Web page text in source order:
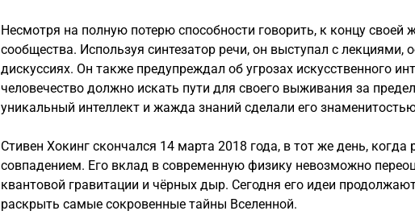
Несмотря на полную потерю способности говорить, к концу
сообщества. Используя синтезатор речи, он выступал с
дискуссиях. Он также предупреждал об угрозах искусственного
человечество должно искать пути для своего выживания за
уникальный интеллект и жажда знаний сделали его
Стивен Хокинг скончался 14 марта 2018 года, в тот же день,
совпадением. Его вклад в современную физику невозможно
квантовой гравитации и чёрных дыр. Сегодня его идеи
раскрыть самые сокровенные тайны Вселенной.